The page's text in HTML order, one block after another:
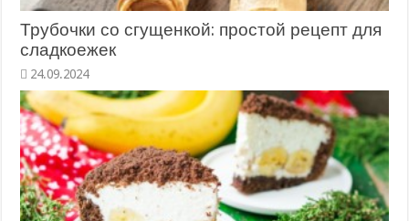
Трубочки со сгущенкой: простой рецепт для
сладкоежек